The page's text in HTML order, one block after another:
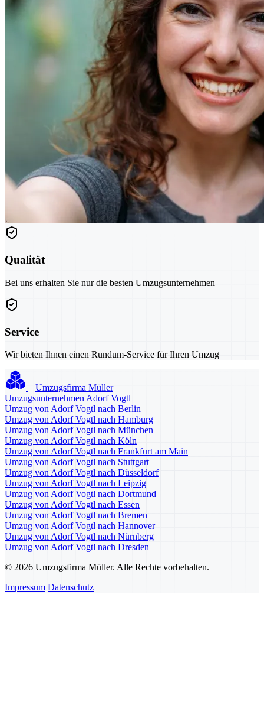
Qualität
Bei uns erhalten Sie nur die besten Umzugsunternehmen
Service
Wir bieten Ihnen einen Rundum-Service für Ihren Umzug
Umzugsfirma Müller
Umzugsunternehmen Adorf Vogtl
Umzug von Adorf Vogtl nach Berlin
Umzug von Adorf Vogtl nach Hamburg
Umzug von Adorf Vogtl nach München
Umzug von Adorf Vogtl nach Köln
Umzug von Adorf Vogtl nach Frankfurt am Main
Umzug von Adorf Vogtl nach Stuttgart
Umzug von Adorf Vogtl nach Düsseldorf
Umzug von Adorf Vogtl nach Leipzig
Umzug von Adorf Vogtl nach Dortmund
Umzug von Adorf Vogtl nach Essen
Umzug von Adorf Vogtl nach Bremen
Umzug von Adorf Vogtl nach Hannover
Umzug von Adorf Vogtl nach Nürnberg
Umzug von Adorf Vogtl nach Dresden
© 2026 Umzugsfirma Müller. Alle Rechte vorbehalten.
Impressum Datenschutz